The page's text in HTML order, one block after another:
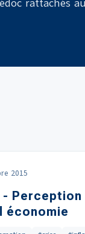
rattachés
2015
-
économie